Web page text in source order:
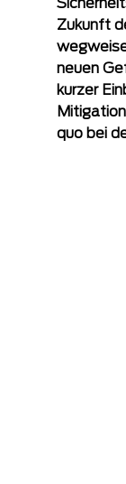
Zukunft
neuen
kurzer
quo bei